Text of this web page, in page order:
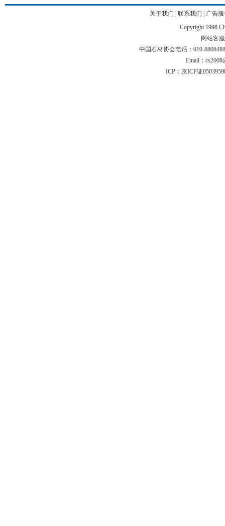
关于我们 联系我们
广告
Copyright 1998
网站客
中国石材协会电话：010-
Email：
ICP：京ICP证